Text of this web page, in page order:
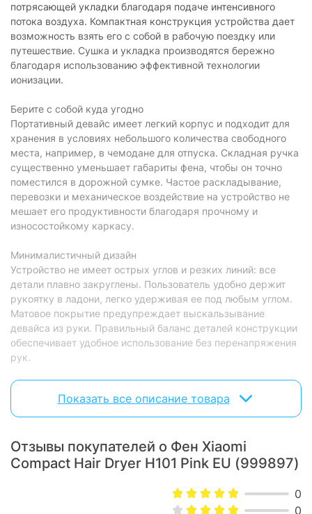
Конструктивные особенности
Петля для подвешивания:
есть
Вращение шнура на 360°:
без вращения
Длина сетевого шнура:
Складная ручка:
Дополнительно
Другое: защита от перегрева
Комплектация
В комплекте:
фен, насадка концентратор,
Физические характеристики
Вес:
0.43 кг
Цвет:
розовый
Характеристики и комплектация товара могут изменяться
производителем без уведомления.
потрясающей укладки благодаря подаче интенсивного
потока воздуха. Компактная конструкция устройства дает
возможность взять его с собой в рабочую поездку или
путешествие. Сушка и укладка производятся бережно
благодаря использованию эффективной технологии
ионизации.
Берите с собой куда угодно
Портативный девайс имеет легкий корпус и подходит для
хранения в условиях небольшого количества свободного
места, например, в чемодане для отпуска. Складная ручка
существенно уменьшает габариты фена, чтобы он точно
поместился в дорожной сумке. Частое раскладывание,
перевозки и механическое воздействие на устройство не
мешает его продуктивности благодаря прочному и
износостойкому каркасу.
Минималистичный дизайн
Устройство не имеет острых углов и резких линий: все
детали плавно закруглены. Пользователь удобно держит
рукоятку в ладони, легко удерживая ее под любым углом.
Матовое покрытие предупреждает выскальзывание
девайса из руки. Правильный баланс деталей конструкции
обеспечивает удобное использование без перенапряжения
рук.
Ультрабыстрая сушка
Модель оборудована высокопроизводительным
двигателем, вращающимся со скоростью 20 000 об/мин.
интенсивного потока воздуха со скоростью 15 м/с.
Уникальная конструкция воздушного винта с шестью
крыльями гарантирует сбалансированность, динамику и
стабильность воздушного потока. Будьте уверены в
безукоризненности вашей укладки каждый день, тратя на
Показать все описание товара
Отзывы покупателей о Фен Xiaomi
Compact Hair Dryer H101 Pink EU (999897)
0
0